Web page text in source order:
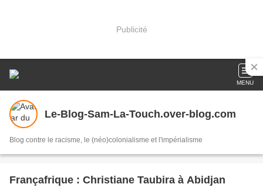
Publicité
MENU
Le-Blog-Sam-La-Touch.over-blog.com
Blog contre le racisme, le (néo)colonialisme et l'impérialisme
Françafrique : Christiane Taubira à Abidjan